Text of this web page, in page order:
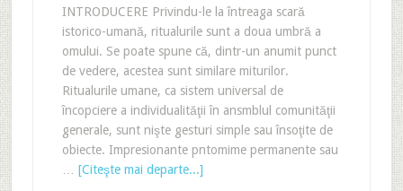
INTRODUCERE Privindu-le la întreaga scară
istorico-umană, ritualurile sunt a doua umbră a
omului. Se poate spune că, dintr-un anumit punct
de vedere, acestea sunt similare miturilor.
Ritualurile umane, ca sistem universal de
încopciere a individualităţii în ansmblul comunităţii
generale, sunt nişte gesturi simple sau însoţite de
obiecte. Impresionante pntomime permanente sau
[Citeşte mai departe...]